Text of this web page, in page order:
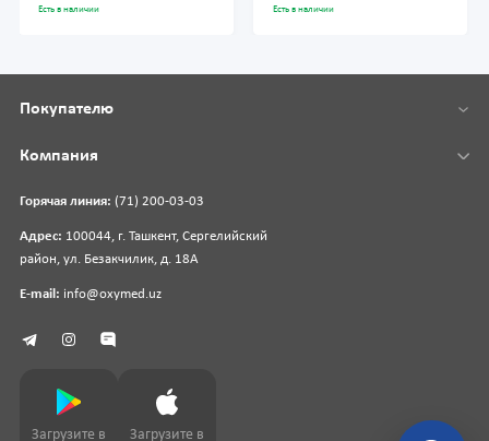
Есть в наличии Есть в наличии
Горячая линия: (71) 200-03-03
Адрес: 100044, г. Ташкент, Сергелийский
район, ул. Безакчилик, д. 18А
E-mail: info@oxymed.uz
Покупателю
Компания
Загрузите в Загрузите в